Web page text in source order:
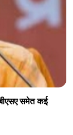
समेत कई